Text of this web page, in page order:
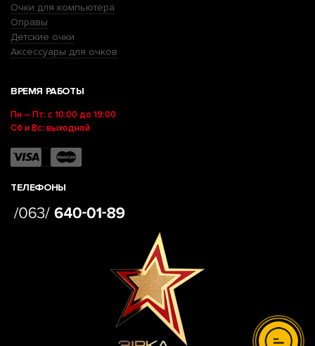
Очки для компьютера
Оправы
Детские очки
Аксессуары для очков
ВРЕМЯ РАБОТЫ
Пн – Пт: с 10:00 до 19:00
Сб и Вс: выходной
ТЕЛЕФОНЫ